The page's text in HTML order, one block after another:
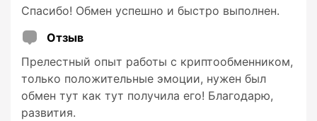
Спасибо! Обмен успешно и быстро выполнен.
Отзыв
Прелестный опыт работы с криптообменником,
только положительные эмоции, нужен был
обмен тут как тут получила его! Благодарю,
развития.